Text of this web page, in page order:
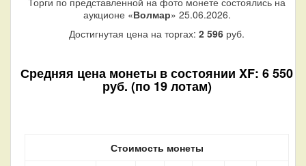
аукционе «Волмар» 25.06.2026.
Достигнутая цена на торгах: 2 596 руб.
Средняя цена монеты в состоянии XF: 6 550
руб. (по 19 лотам)
Стоимость монеты